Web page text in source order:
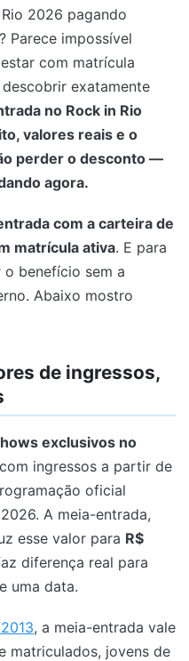
2026 pagando
Parece impossível
com matrícula
exatamente
no Rock in Rio
valores reais e o
perder o desconto —
agora.
com a carteira de
matrícula ativa. E para
benefício sem a
Abaixo mostro
de ingressos,
exclusivos no
ingressos a partir de
oficial
A meia-entrada,
esse valor para R$
diferença real para
uma data.
, a meia-entrada vale
matriculados, jovens de